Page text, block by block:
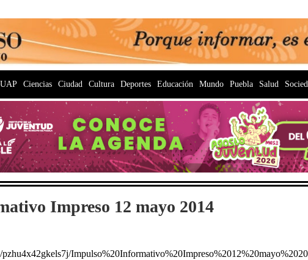
Ciencias Ciudad Cultura Deportes Educación Mundo Puebla Salud
Impreso 12 mayo 2014